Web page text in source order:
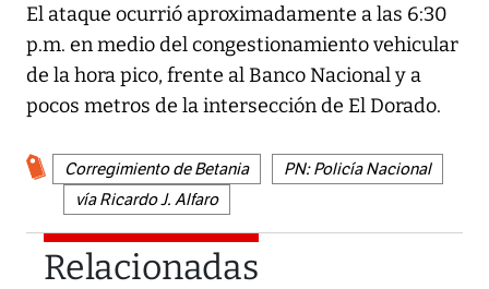
El ataque ocurrió aproximadamente a las 6:30
p.m. en medio del congestionamiento vehicular
de la hora pico, frente al Banco Nacional y a
pocos metros de la intersección de El Dorado.
Corregimiento de Betania
PN: Policía Nacional
vía Ricardo J. Alfaro
Relacionadas